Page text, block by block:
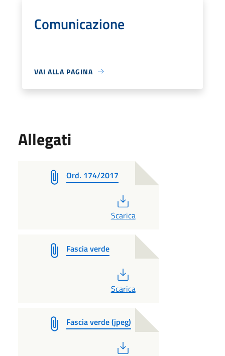
Comunicazione
VAI ALLA PAGINA
Allegati
Ord. 174/2017
Scarica
Fascia verde
Scarica
Fascia verde (jpeg)